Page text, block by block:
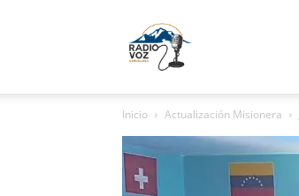
Voz
Cordillera
Inicio Actualización Misionera